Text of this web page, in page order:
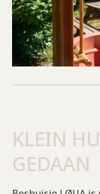
KLEIN
GEDAAN